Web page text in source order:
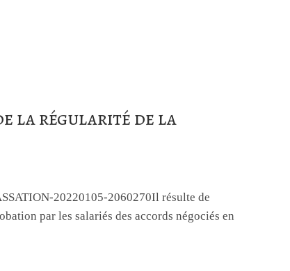
la régularité de la
20220105-2060270Il résulte de
par les salariés des accords négociés en